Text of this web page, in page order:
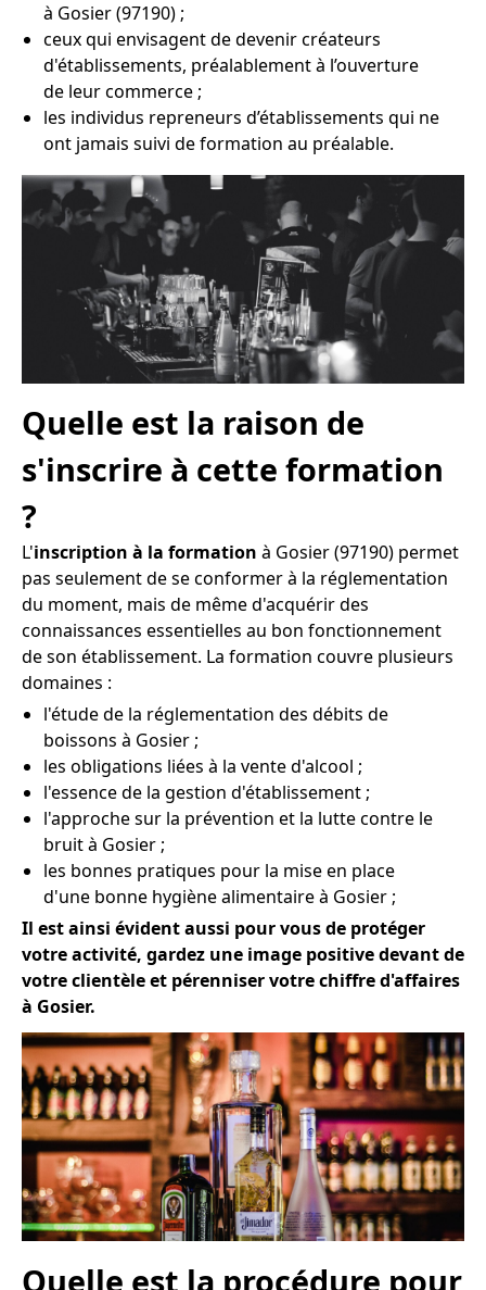
à Gosier (97190) ;
ceux qui envisagent de devenir créateurs
d'établissements, préalablement à l’ouverture
de leur commerce ;
les individus repreneurs d’établissements qui ne
ont jamais suivi de formation au préalable.
Quelle est la raison de
s'inscrire à cette formation
?
L'inscription à la formation à Gosier (97190) permet
pas seulement de se conformer à la réglementation
du moment, mais de même d'acquérir des
connaissances essentielles au bon fonctionnement
de son établissement. La formation couvre plusieurs
domaines :
l'étude de la réglementation des débits de
boissons à Gosier ;
les obligations liées à la vente d'alcool ;
l'essence de la gestion d'établissement ;
l'approche sur la prévention et la lutte contre le
bruit à Gosier ;
les bonnes pratiques pour la mise en place
d'une bonne hygiène alimentaire à Gosier ;
Il est ainsi évident aussi pour vous de protéger
votre activité, gardez une image positive devant de
votre clientèle et pérenniser votre chiffre d'affaires
à Gosier.
Quelle est la procédure pour